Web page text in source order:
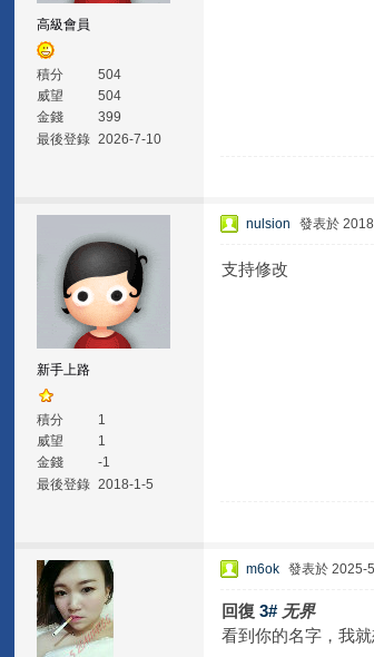
高級會員
積分
504
威望
504
金錢
399
最後登錄 2026-7-10
新手上路
積分
1
威望
1
金錢
-1
最後登錄 2018-1-5
nulsion 發表於
支持修改
m6ok 發表於 2025-
回復3# 无界
看到你的名字，我